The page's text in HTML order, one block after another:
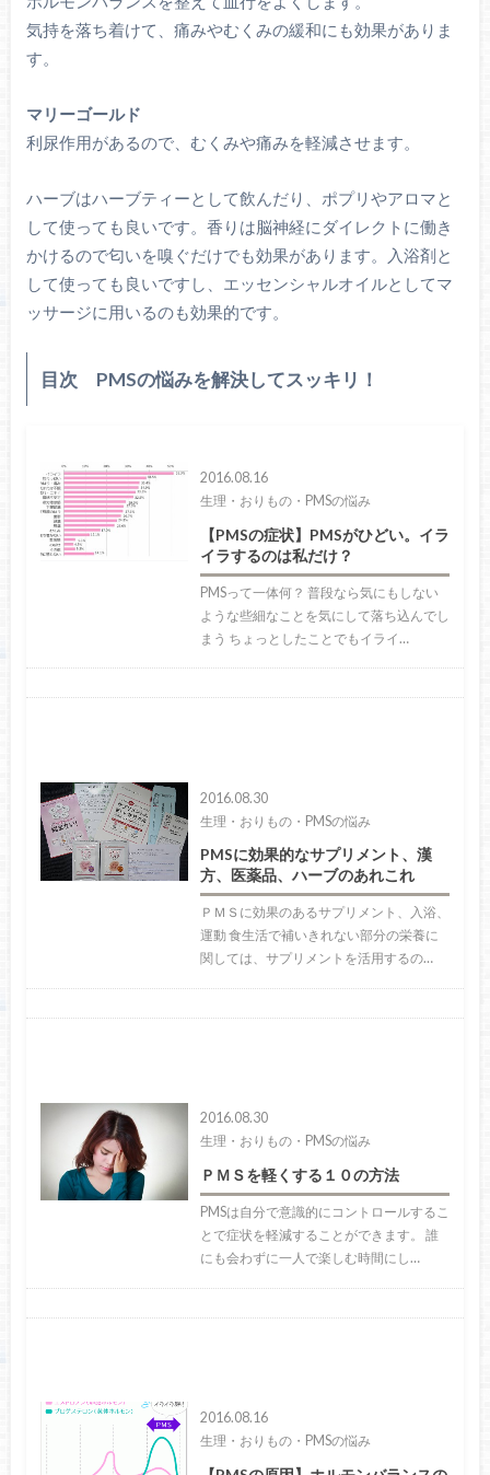
気持を落ち着けて、痛みやむくみの緩和にも効果がありま
す。
マリーゴールド
利尿作用があるので、むくみや痛みを軽減させます。
ハーブはハーブティーとして飲んだり、ポプリやアロマと
して使っても良いです。香りは脳神経にダイレクトに働き
かけるので匂いを嗅ぐだけでも効果があります。入浴剤と
して使っても良いですし、エッセンシャルオイルとしてマ
ッサージに用いるのも効果的です。
目次 PMSの悩みを解決してスッキリ！
2016.08.16
生理・おりもの・PMSの悩み
【PMSの症状】PMSがひどい。イラ
イラするのは私だけ？
PMSって一体何？ 普段なら気にもしない
ような些細なことを気にして落ち込んでし
まう ちょっとしたことでもイライ…
2016.08.30
生理・おりもの・PMSの悩み
PMSに効果的なサプリメント、漢
方、医薬品、ハーブのあれこれ
ＰＭＳに効果のあるサプリメント、入浴、
運動 食生活で補いきれない部分の栄養に
関しては、サプリメントを活用するの…
2016.08.30
生理・おりもの・PMSの悩み
ＰＭＳを軽くする１０の方法
PMSは自分で意識的にコントロールするこ
とで症状を軽減することができます。 誰
にも会わずに一人で楽しむ時間にし…
2016.08.16
生理・おりもの・PMSの悩み